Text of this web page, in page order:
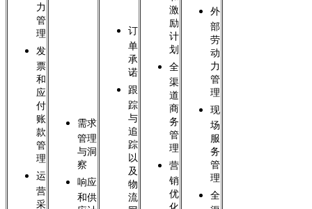
力
管
理
发
票
和
应
付
账
款
管
理
运
营
采
需求
管理
与洞
察
响应
和供
订
单
承
诺
跟
踪
与
追
踪
以
及
物
流
激
励
计
划
全
渠
道
商
务
管
理
营
销
优
外
部
劳
动
力
管
理
现
场
服
务
管
理
全